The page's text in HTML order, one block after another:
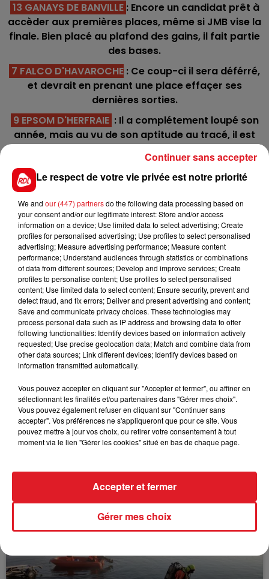
13 GANAYS DE BANVILLE : Encore un candidat prêt à
accèder aux premières places, même si JMB vise la
finale. Bien placé au plafond des gains, il fait partie
des bases.
7 FALCO D'HAVAROCHE : Ce coup-ci il sera déférré,
et devrait en prenant une place effaçer ses
dernières sorties.
9 EPSOM D'HERFRAIE : Il a complétement loupé son
année, mais au vu de son aptitude au tracé, il est
5 FAITHFUL
: Il vient de bien courir dans un bot lot
au Croisé, au premier poteau il peut venir prendre
une 5éme place si les favoris décoivent
************
En direct des pistes :
FILS D'ACTUS
15 juillet 2026
BÉTHUNE: ENQUÊTE POUR HOMICIDE
à des prostituées
Le respect de votre vie privée est notre priorité
We and our (447) partnersdo the following data processing based on
your consent and/or our legitimate interest: Store and/or access
information on a device; Use limited data to select advertising; Create
profiles for personalised advertising; Use profiles to select personalised
advertising; Measure advertising performance; Measure content
performance; Understand audiences through statistics or combinations
of data from different sources; Develop and improve services; Create
profiles to personalise content; Use profiles to select personalised
content; Use limited data to select content; Ensure security, prevent and
detect fraud, and fix errors; Deliver and present advertising and content;
Save and communicate privacy choices. These technologies may
process personal data such as IP address and browsing data to offer
following functionalities: Identify devices based on information actively
requested; Use precise geolocation data; Match and combine data from
other data sources; Link different devices; Identify devices based on
information transmitted automatically.
Vous pouvez accepter en cliquant sur "Accepter et fermer", ou affiner en
sélectionnant les finalités et/ou partenaires dans "Gérer mes choix".
Vous pouvez également refuser en cliquant sur "Continuer sans
accepter". Vos préférences ne s'appliqueront que pour ce site. Vous
pouvez mettre à jour vos choix, ou retirer votre consentement à tout
moment via le lien "Gérer les cookies" situé en bas de chaque page.
Gérer mes choix
Accepter et fermer
Continuer sans accepter